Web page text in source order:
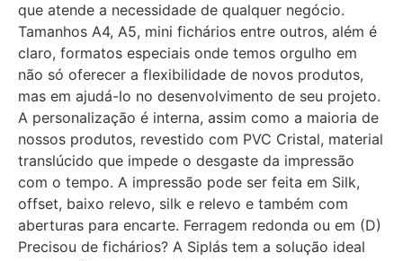
que atende a necessidade de qualquer negócio.
Tamanhos A4, A5, mini fichários entre outros, além é
claro, formatos especiais onde temos orgulho em
não só oferecer a flexibilidade de novos produtos,
mas em ajudá-lo no desenvolvimento de seu projeto.
A personalização é interna, assim como a maioria de
nossos produtos, revestido com PVC Cristal, material
translúcido que impede o desgaste da impressão
com o tempo. A impressão pode ser feita em Silk,
offset, baixo relevo, silk e relevo e também com
aberturas para encarte. Ferragem redonda ou em (D)
Precisou de fichários? A Siplás tem a solução ideal